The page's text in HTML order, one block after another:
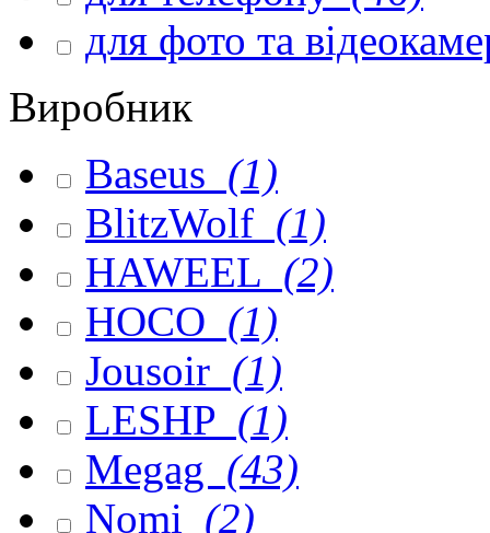
для фото та
Виробник
Baseus (1)
BlitzWolf (1)
HAWEEL (2)
HOCO (1)
Jousoir (1)
LESHP (1)
Megag (43)
Nomi (2)